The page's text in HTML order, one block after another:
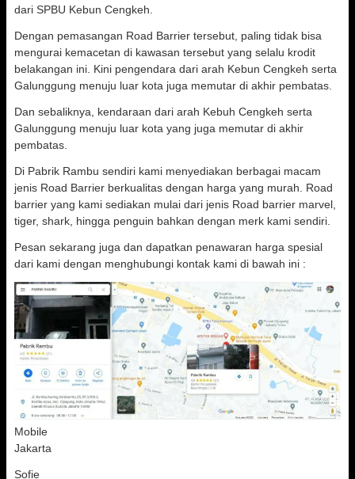
dari SPBU Kebun Cengkeh.
Dengan pemasangan Road Barrier tersebut, paling tidak bisa
mengurai kemacetan di kawasan tersebut yang selalu krodit
belakangan ini. Kini pengendara dari arah Kebun Cengkeh serta
Galunggung menuju luar kota juga memutar di akhir pembatas.
Dan sebaliknya, kendaraan dari arah Kebuh Cengkeh serta
Galunggung menuju luar kota yang juga memutar di akhir
pembatas.
Di Pabrik Rambu sendiri kami menyediakan berbagai macam
jenis Road Barrier berkualitas dengan harga yang murah. Road
barrier yang kami sediakan mulai dari jenis Road barrier marvel,
tiger, shark, hingga penguin bahkan dengan merk kami sendiri.
Pesan sekarang juga dan dapatkan penawaran harga spesial
dari kami dengan menghubungi kontak kami di bawah ini :
Mobile
Jakarta
Sofie